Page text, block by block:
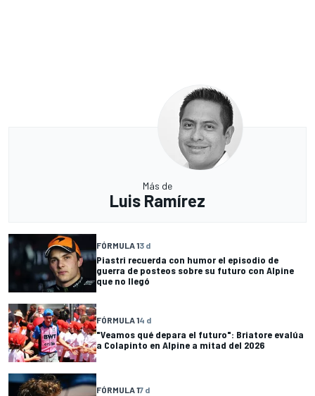
Más de
Luis Ramírez
FÓRMULA 13 d
Piastri recuerda con humor el episodio de
guerra de posteos sobre su futuro con Alpine
que no llegó
FÓRMULA 14 d
"Veamos qué depara el futuro": Briatore evalúa
a Colapinto en Alpine a mitad del 2026
FÓRMULA 17 d